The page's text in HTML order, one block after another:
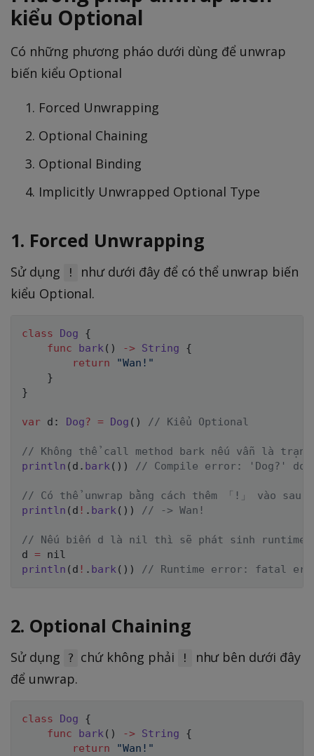
kiểu Optional
Có những phương pháo dưới dùng để unwrap
biến kiểu Optional
Forced Unwrapping
Optional Chaining
Optional Binding
Implicitly Unwrapped Optional Type
1. Forced Unwrapping
Sử dụng !
như dưới đây để có thể unwrap biến
kiểu Optional.
class Dog
{
func
bark( ) -> String
{
return
"Wan!"
}
}
var d : Dog? = Dog ( ) // Kiểu Optional
// Không thể call method bark nếu vẫn là
println ( d . bark( ) ) // Compile error: 'Dog?'
// Có thể unwrap bằng cách thêm 「!」 vào sau
println ( d ! . bark( ) ) // -> Wan!
// Nếu biến d là nil thì sẽ phát sinh runtime
d = nil
println ( d ! . bark( ) ) // Runtime error: fatal
2. Optional Chaining
Sử dụng ? chứ không phải !
như bên dưới đây
để unwrap.
class Dog
{
func
bark( ) -> String
{
return
"Wan!"